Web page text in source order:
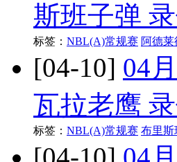
斯班子弹
标签： NBL(A)常规赛 阿德莱
[04-10] 04
瓦拉老鹰
标签： NBL(A)常规赛 布里斯